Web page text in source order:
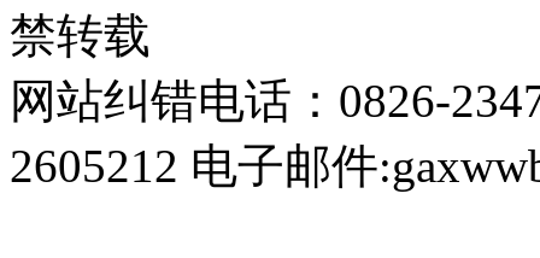
禁转载
网站纠错电话：0826-
2605212 电子邮件